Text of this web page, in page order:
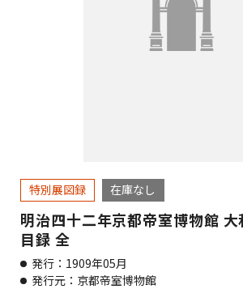
特別展図録 在庫なし
明治四十二年京都帝室博物館
目録 全
発行：1909年05月
発行元：京都帝室博物館